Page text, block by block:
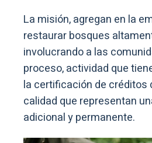
La misión, agregan en la
restaurar bosques
involucrando a las
proceso, actividad que
la certificación de créditos
calidad que representan
adicional y permanente.